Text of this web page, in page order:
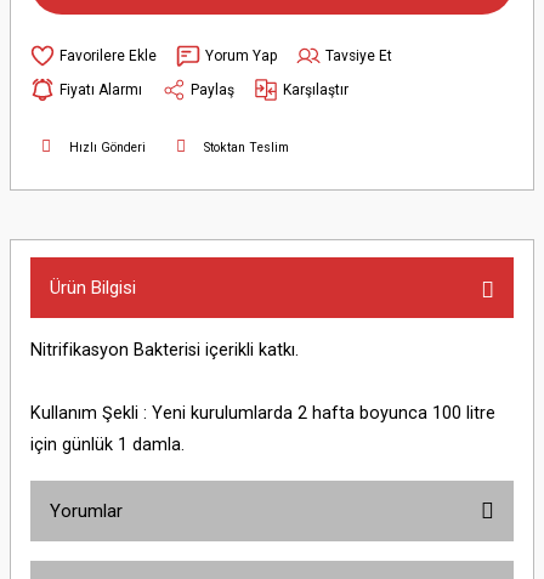
Yorum Yap
Tavsiye Et
Fiyatı Alarmı
Paylaş Karşılaştır
Hızlı Gönderi Stoktan Teslim
Ürün Bilgisi
Nitrifikasyon Bakterisi içerikli katkı.
Kullanım Şekli : Yeni kurulumlarda 2 hafta boyunca 100 litre
için günlük 1 damla.
Yorumlar